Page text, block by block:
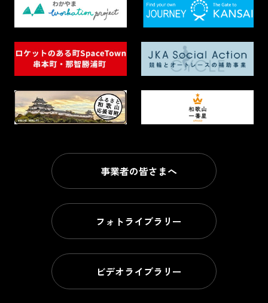
事業者の皆さまへ
フォトライブラリー
ビデオライブラリー